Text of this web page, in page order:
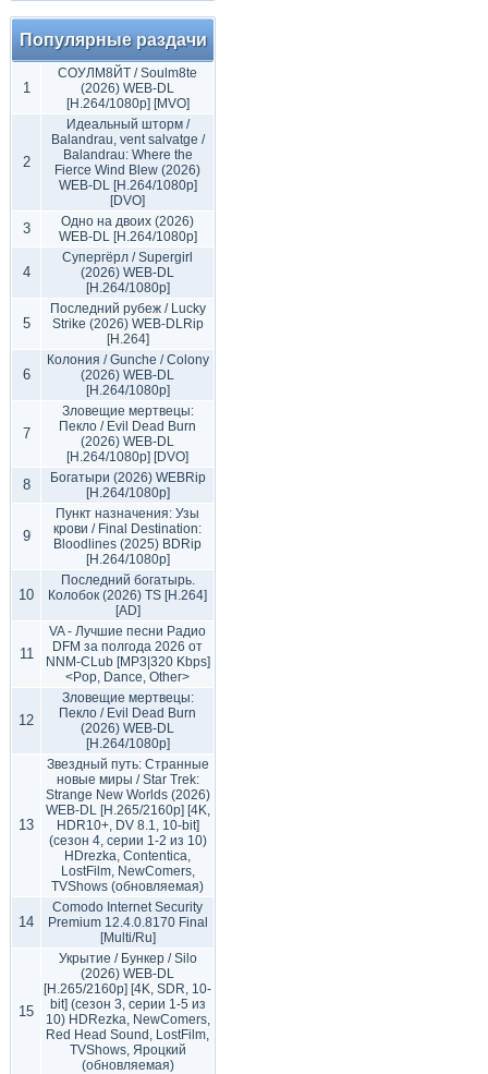
Популярные раздачи
1
СОУЛМ8ЙТ / Soulm8te
(2026) WEB-DL
[H.264/1080p] [MVO]
2
Идеальный шторм /
Balandrau, vent salvatge /
Balandrau: Where the
Fierce Wind Blew (2026)
WEB-DL [H.264/1080p]
[DVO]
3
Одно на двоих (2026)
WEB-DL [H.264/1080p]
4
Супергёрл / Supergirl
(2026) WEB-DL
[H.264/1080p]
5
Последний рубеж / Lucky
Strike (2026) WEB-DLRip
[H.264]
6
Колония / Gunche / Colony
(2026) WEB-DL
[H.264/1080p]
7
Зловещие мертвецы:
Пекло / Evil Dead Burn
(2026) WEB-DL
[H.264/1080p] [DVO]
8
Богатыри (2026) WEBRip
[H.264/1080p]
9
Пункт назначения: Узы
крови / Final Destination:
Bloodlines (2025) BDRip
[H.264/1080p]
10
Последний богатырь.
Колобок (2026) TS [H.264]
[AD]
11
VA - Лучшие песни Радио
DFM за полгода 2026 от
NNM-CLub [MP3|320 Kbps]
<Pop, Dance, Other>
12
Зловещие мертвецы:
Пекло / Evil Dead Burn
(2026) WEB-DL
[H.264/1080p]
13
Звездный путь: Странные
новые миры / Star Trek:
Strange New Worlds (2026)
WEB-DL [H.265/2160p] [4K,
HDR10+, DV 8.1, 10-bit]
(сезон 4, серии 1-2 из 10)
HDrezka, Contentica,
LostFilm, NewComers,
TVShows (обновляемая)
14
Comodo Internet Security
Premium 12.4.0.8170 Final
[Multi/Ru]
15
Укрытие / Бункер / Silo
(2026) WEB-DL
[H.265/2160p] [4K, SDR, 10-
bit] (сезон 3, серии 1-5 из
10) HDRezka, NewComers,
Red Head Sound, LostFilm,
TVShows, Яроцкий
(обновляемая)